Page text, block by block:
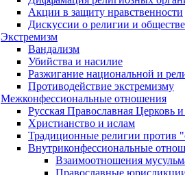
Акции в защиту нравственности
Дискуссии о религии и обществе
Экстремизм
Вандализм
Убийства и насилие
Разжигание национальной и
Противодействие экстремизму
Межконфессиональные отношения
Русская Православная Церковь
Христианство и ислам
Традиционные религии против
Внутриконфессиональные
Взаимоотношения
Православные